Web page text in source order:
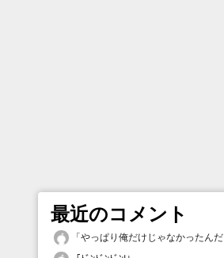
最近のコメント
「やっぱり俺だけじゃなかったんだ